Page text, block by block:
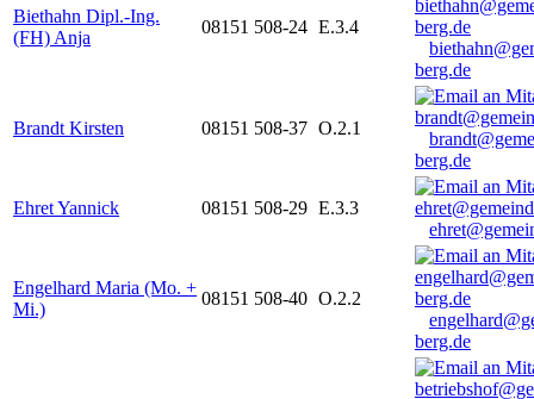
Biethahn Dipl.-Ing.
(FH) Anja
08151 508-24 E.3.4
berg.de
Brandt Kirsten 08151 508-37 O.2.1
berg.de
Ehret Yannick 08151 508-29 E.3.3
Engelhard Maria (Mo. +
Mi.)
08151 508-40 O.2.2
berg.de